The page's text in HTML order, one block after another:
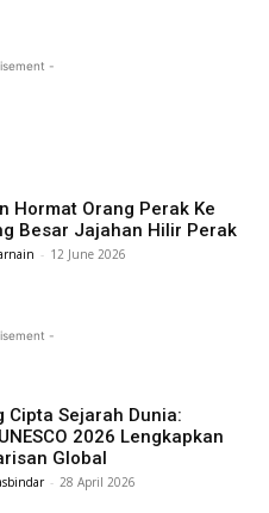
-
Hormat Orang Perak Ke
Besar Jajahan Hilir Perak
- 12 June 2026
-
Cipta Sejarah Dunia:
2026 Lengkapkan
Global
- 28 April 2026